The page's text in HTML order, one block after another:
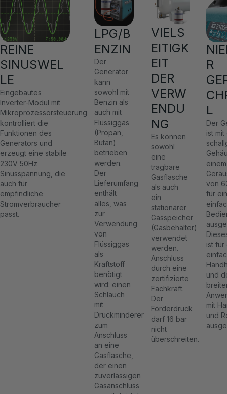
REINE
SINUSWEL
LE
Eingebautes
Inverter-Modul mit
Mikroprozessorsteuerung
kontrolliert die
Funktionen des
Generators und
erzeugt eine stabile
230V 50Hz
Sinusspannung, die
auch für
empfindliche
Stromverbraucher
passt.
LPG/B
ENZIN
Der
Generator
kann
sowohl mit
Benzin als
auch mit
Flüssiggas
(Propan,
Butan)
betrieben
werden.
Der
Lieferumfang
enthält
alles, was
zur
Verwendung
von
Flüssiggas
als
Kraftstoff
benötigt
wird: einen
Schlauch
mit
Druckminderer
zum
Anschluss
an eine
Gasflasche,
der einen
zuverlässigen
Gasanschluss
VIELS
EITIGK
EIT
DER
VERW
ENDU
NG
Es können
sowohl
eine
tragbare
Gasflasche
als auch
ein
stationärer
Gasspeicher
(Gasbehälter)
verwendet
werden.
Anschluss
durch eine
zertifizierte
Fachkraft.
Der
Förderdruck
darf 16 bar
nicht
überschreiten.
R
L
Der
ist
von
für
ist für
und
mit
und